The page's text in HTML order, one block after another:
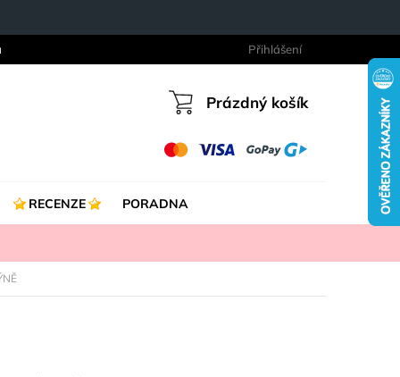
Přihlášení
Nákupní
Prázdný košík
RECENZE PORADNA